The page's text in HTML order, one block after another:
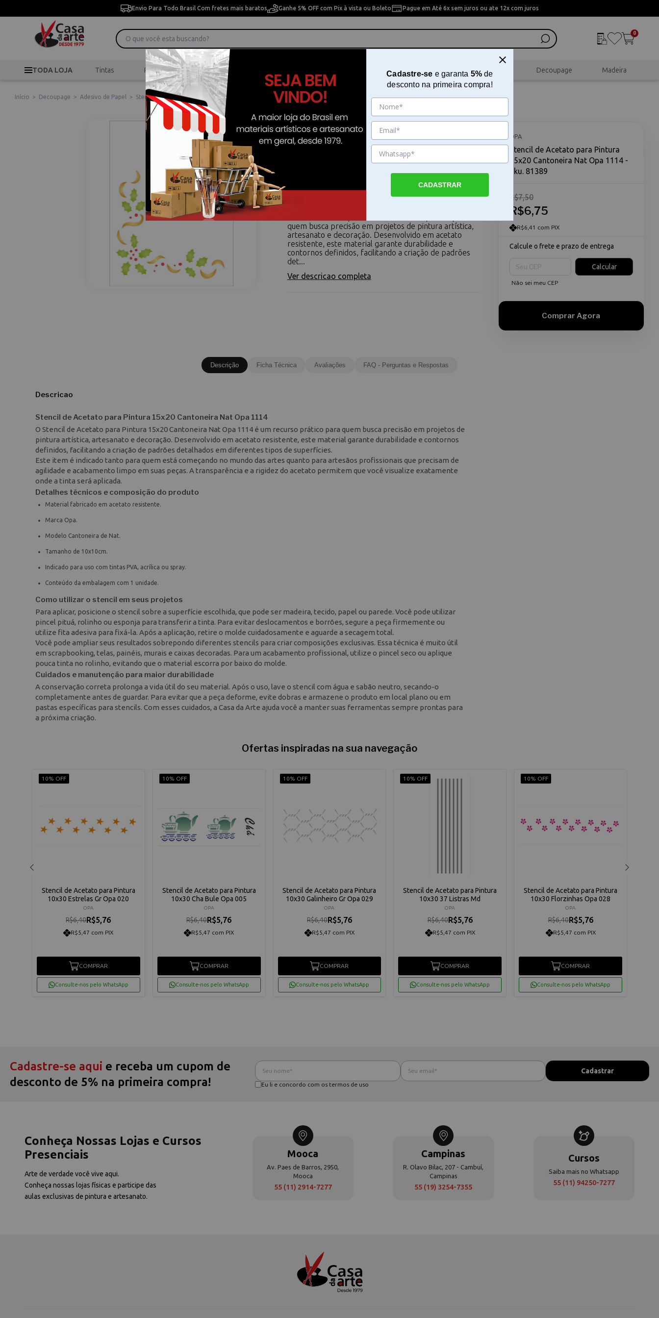
Envio Para Todo Brasil Com fretes mais baratos Ganhe 5% OFF com Pix à vista ou Boleto Pague em Até 6x sem juros ou ate 12x com juros
0
TODA LOJA Tintas Pincéis Desenho Pintura Artesanal Scrapbook Decoupage Madeira
Início > Decoupage > Adesivo de Papel > Stencil de Acetato para Pintura 15x20 Cantoneira Nat Opa 1114
Stencil de Acetato para Pintura 15x20
Cantoneira Nat Opa 1114
Stencil de Acetato para Pintura 15x20 Cantoneira Nat
quem busca precisão em projetos de pintura artística,
artesanato e decoração. Desenvolvido em acetato
resistente, este material garante durabilidade e
contornos definidos, facilitando a criação de padrões
det...
Ver descricao completa
OPA
Stencil de Acetato para Pintura
15x20 Cantoneira Nat Opa 1114 -
Sku. 81389
R$6,75
R$7,50
R$6,41 com PIX
Calcule o frete e prazo de entrega
Calcular
Não sei meu CEP
Descrição Ficha Técnica Avaliações FAQ - Perguntas e Respostas
Descricao
Stencil de Acetato para Pintura 15x20 Cantoneira Nat Opa 1114
O Stencil de Acetato para Pintura 15x20 Cantoneira Nat Opa 1114 é um recurso prático para quem busca precisão em projetos de
pintura artística, artesanato e decoração. Desenvolvido em acetato resistente, este material garante durabilidade e contornos
definidos, facilitando a criação de padrões detalhados em diferentes tipos de superfícies.
Este item é indicado tanto para quem está começando no mundo das artes quanto para artesãos profissionais que precisam de
agilidade e acabamento limpo em suas peças. A transparência e a rigidez do acetato permitem que você visualize exatamente
onde a tinta será aplicada.
Detalhes técnicos e composição do produto
Material fabricado em acetato resistente.
Marca Opa.
Modelo Cantoneira de Nat.
Tamanho de 10x10cm.
Indicado para uso com tintas PVA, acrílica ou spray.
Conteúdo da embalagem com 1 unidade.
Como utilizar o stencil em seus projetos
Para aplicar, posicione o stencil sobre a superfície escolhida, que pode ser madeira, tecido, papel ou parede. Você pode utilizar
pincel pituá, rolinho ou esponja para transferir a tinta. Para evitar deslocamentos e borrões, segure a peça firmemente ou
utilize fita adesiva para fixá-la. Após a aplicação, retire o molde cuidadosamente e aguarde a secagem total.
Você pode ampliar seus resultados sobrepondo diferentes stencils para criar composições exclusivas. Essa técnica é muito útil
em scrapbooking, telas, painéis, murais e caixas decoradas. Para um acabamento profissional, utilize o pincel seco ou aplique
pouca tinta no rolinho, evitando que o material escorra por baixo do molde.
Cuidados e manutenção para maior durabilidade
A conservação correta prolonga a vida útil do seu material. Após o uso, lave o stencil com água e sabão neutro, secando-o
completamente antes de guardar. Para evitar que a peça deforme, evite dobras e armazene o produto em local plano ou em
pastas específicas para stencils. Com esses cuidados, a Casa da Arte ajuda você a manter suas ferramentas sempre prontas para
a próxima criação.
Ofertas inspiradas na sua navegação
10% OFF
Stencil de Acetato para Pintura
10x30 Estrelas Gr Opa 020
OPA
R$6,40R$5,76
R$5,47 com PIX
COMPRAR
Consulte-nos pelo WhatsApp
10% OFF
Stencil de Acetato para Pintura
10x30 Cha Bule Opa 005
OPA
R$6,40R$5,76
R$5,47 com PIX
COMPRAR
Consulte-nos pelo WhatsApp
10% OFF
Stencil de Acetato para Pintura
10x30 Galinheiro Gr Opa 029
OPA
R$6,40R$5,76
R$5,47 com PIX
COMPRAR
Consulte-nos pelo WhatsApp
10% OFF
Stencil de Acetato para Pintura
10x30 37 Listras Md
OPA
R$6,40R$5,76
R$5,47 com PIX
COMPRAR
Consulte-nos pelo WhatsApp
10% OFF
Stencil de Acetato para Pintura
10x30 Florzinhas Opa 028
OPA
R$6,40R$5,76
R$5,47 com PIX
COMPRAR
Consulte-nos pelo WhatsApp
Cadastre-se aqui e receba um cupom de
desconto de 5% na primeira compra!
Eu li e concordo com os termos de uso
Conheça Nossas Lojas e Cursos
Presenciais
Arte de verdade você vive aqui.
Conheça nossas lojas físicas e participe das
aulas exclusivas de pintura e artesanato.
Mooca
Av. Paes de Barros, 2950,
Mooca
55 (11) 2914-7277
Campinas
R. Olavo Bilac, 207 - Cambuí,
Campinas
55 (19) 3254-7355
Cursos
Saiba mais no Whatsapp
55 (11) 94250-7277
Cadastre-se e garanta 5%de
desconto na primeira compra!
CADASTRAR